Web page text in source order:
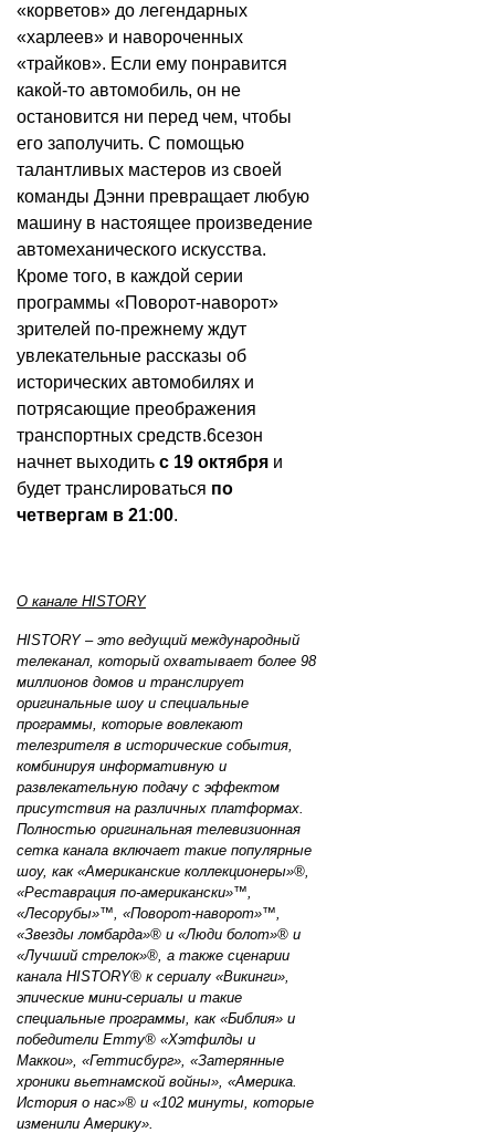
«корветов» до легендарных
«харлеев» и навороченных
«трайков». Если ему понравится
какой-то автомобиль, он не
остановится ни перед чем, чтобы
его заполучить. С помощью
талантливых мастеров из своей
команды Дэнни превращает любую
машину в настоящее произведение
автомеханического искусства.
Кроме того, в каждой серии
программы «Поворот-наворот»
зрителей по-прежнему ждут
увлекательные рассказы об
исторических автомобилях и
потрясающие преображения
транспортных средств.6сезон
начнет выходить с 19 октября и
будет транслироваться по
четвергам в 21:00.
О канале HISTORY
HISTORY – это ведущий международный
телеканал, который охватывает более 98
миллионов домов и транслирует
оригинальные шоу и специальные
программы, которые вовлекают
телезрителя в исторические события,
комбинируя информативную и
развлекательную подачу с эффектом
присутствия на различных платформах.
Полностью оригинальная телевизионная
сетка канала включает такие популярные
шоу, как «Американские коллекционеры»®,
«Реставрация по-американски»™,
«Лесорубы»™, «Поворот-наворот»™,
«Звезды ломбарда»® и «Люди болот»® и
«Лучший стрелок»®, а также сценарии
канала HISTORY® к сериалу «Викинги»,
эпические мини-сериалы и такие
специальные программы, как «Библия» и
победители Emmy® «Хэтфилды и
Маккои», «Геттисбург», «Затерянные
хроники вьетнамской войны», «Америка.
История о нас»® и «102 минуты, которые
изменили Америку».